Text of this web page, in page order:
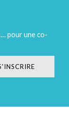
pour une co-